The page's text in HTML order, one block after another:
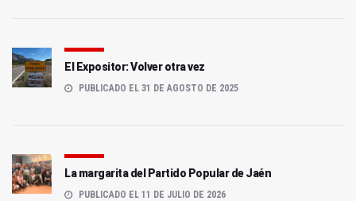
El Expositor: Volver otra vez
PUBLICADO EL 31 DE AGOSTO DE 2025
La margarita del Partido Popular de Jaén
PUBLICADO EL 11 DE JULIO DE 2026